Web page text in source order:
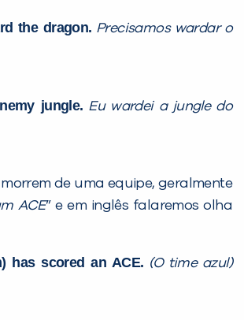
the dragon. Precisamos wardar o
jungle. Eu wardei a jungle do
de uma equipe, geralmente
ACE” e em inglês falaremos olha
has scored an ACE. (O time azul)